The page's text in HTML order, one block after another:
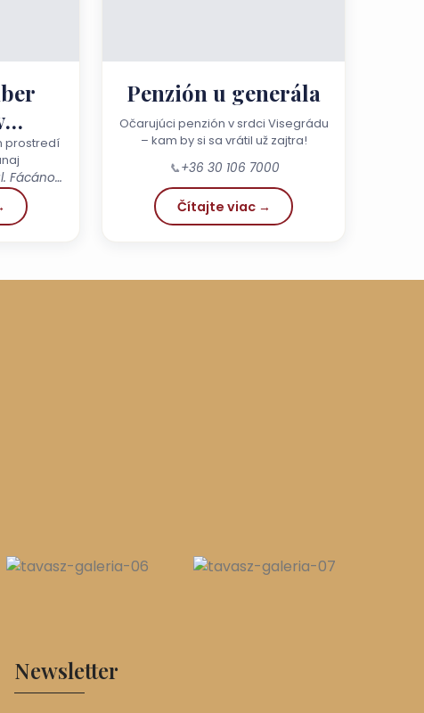
prostredí
2023 Dunabogdány, ul. Fácános 38.
Penzión u generála
Očarujúci penzión v srdci Visegrádu
– kam by si sa vrátil už zajtra!
📞+36 30 106 7000
Čítajte viac →
Newsletter